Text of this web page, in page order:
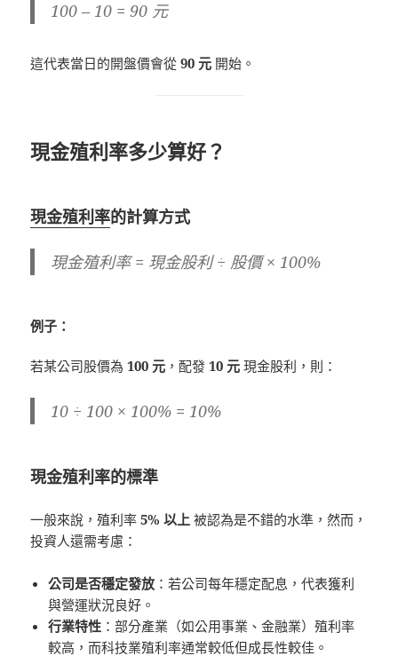
100 – 10 = 90 元
這代表當日的開盤價會從90 元 開始。
現金殖利率多少算好？
現金殖利率的計算方式
現金殖利率 = 現金股利 ÷ 股價 × 100%
例子：
若某公司股價為100 元 ，配發10 元 現金股利，則：
10 ÷ 100 × 100% = 10%
現金殖利率的標準
一般來說，殖利率5% 以上 被認為是不錯的水準，然而，
投資人還需考慮：
公司是否穩定發放 ：若公司每年穩定配息，代表獲利
與營運狀況良好。
行業特性 ：部分產業（如公用事業、金融業）殖利率
較高，而科技業殖利率通常較低但成長性較佳。